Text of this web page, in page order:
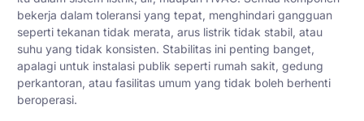
bekerja dalam toleransi yang tepat, menghindari gangguan
seperti tekanan tidak merata, arus listrik tidak stabil, atau
suhu yang tidak konsisten. Stabilitas ini penting banget,
apalagi untuk instalasi publik seperti rumah sakit, gedung
perkantoran, atau fasilitas umum yang tidak boleh berhenti
beroperasi.